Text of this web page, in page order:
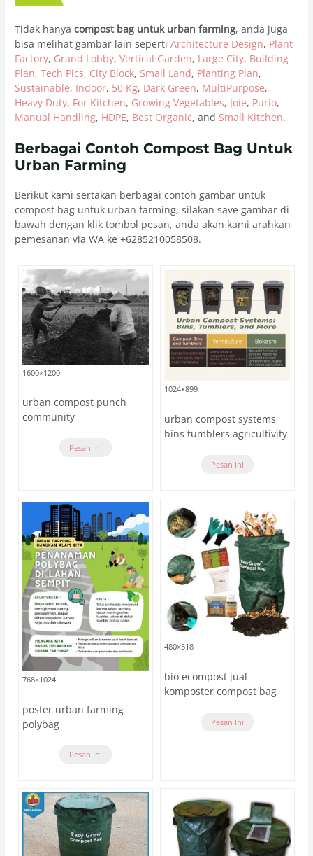
Tidak hanyacompost bag untuk urban farming, anda juga
bisa melihat gambar lain sepertiArchitecture Design, Plant
Factory, Grand Lobby,Vertical Garden, Large City, Building
Plan,Tech Pics, City Block, Small Land, Planting Plan,
Sustainable, Indoor, 50 Kg, Dark Green, MultiPurpose,
Heavy Duty, For Kitchen, Growing Vegetables, Joie, Purio,
Manual Handling, HDPE, Best Organic, and Small Kitchen.
Berbagai Contoh Compost Bag Untuk
Urban Farming
Berikut kami sertakan berbagai contoh gambar untuk
compost bag untuk urban farming, silakan save gambar di
bawah dengan klik tombol pesan, anda akan kami arahkan
pemesanan via WA ke +6285210058508.
1600×1200
urban compost punch
community
Pesan Ini
1024×899
urban compost systems
bins tumblers agricultivity
Pesan Ini
768×1024
poster urban farming
polybag
Pesan Ini
480×518
bio ecompost jual
komposter compost bag
Pesan Ini